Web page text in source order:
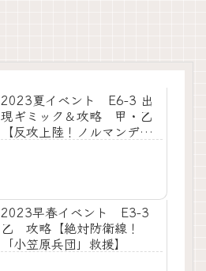
2023夏イベント E6-3 出
現ギミック＆攻略 甲・乙
【反攻上陸！ノルマンディ
2023早春イベント E3-3
乙 攻略【絶対防衛線！
「小笠原兵団」救援】